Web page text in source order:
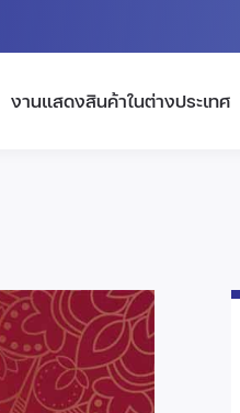
งานแสดงสินค้าในต่างประเทศ